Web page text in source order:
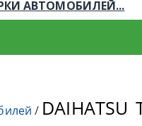
АВТОМОБИЛЕЙ...
/ DAIHATSU